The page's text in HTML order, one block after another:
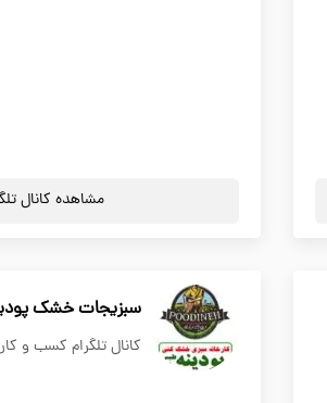
مشاهده کانال
سبزیجات خشک
کانال تلگرام کسب و